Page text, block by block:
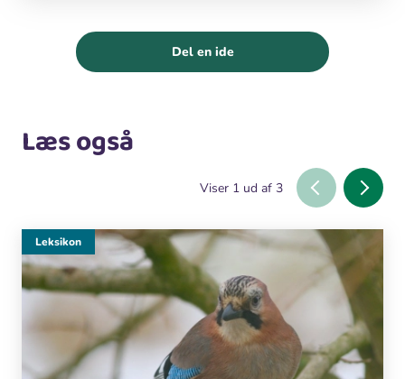
Del en ide
Læs også
Viser 1 ud af 3
Leksikon